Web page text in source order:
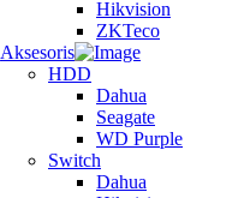
Hikvision
ZKTeco
Aksesoris
HDD
Dahua
Seagate
WD Purple
Switch
Dahua